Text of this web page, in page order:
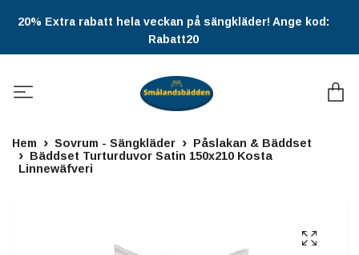
20% Extra rabatt hela veckan på sängkläder! Ange kod:
Rabatt20
Hem Sovrum - Sängkläder
Påslakan & Bäddset
Bäddset Turturduvor Satin 150x210 Kosta
Linnewäfveri